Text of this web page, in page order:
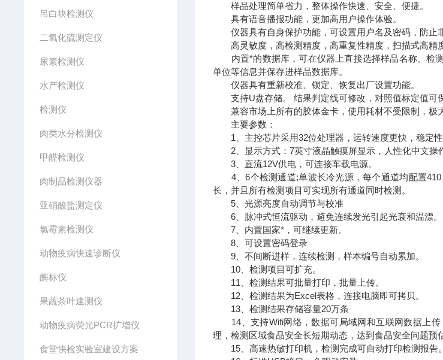
吊白块检测仪
二氧化硫测定仪
尿素检测仪
水产检测仪
检测仪
肉类水分检测仪
甲醛检测仪
肉制品检测仪器
亚硝酸盐测定仪
氯霉素检测仪
动物疫病快速诊断仪
酶标仪
果蔬茶叶速测仪
动物疫病荧光PCR扩增仪
食堂快检实验室建设方案
样品处理简单省力，整体操作快速、安全、便捷。
具有语音播报功能，更加高用户操作体验。
仪器具有自身保护功能，可设置用户名及密码，防止
高灵敏度，高检测精度，高重复性精度，扫描式高精度
内置*的数据库，可在仪器上直接选择样品名称、检
单位等信息并保存进样品数据库。
仪器具有重新校准、锁定、恢复出厂设置功能。
支持U盘存储。 结果判定线可修改，对照值标定值可
兼容市场上所有的胶体金卡，使用耗材不受限制，极
主要参数：
1、主控芯片采用32位处理器，运转速度更快，稳定性
2、显示方式：7英寸液晶触摸屏显示，人性化中文操
3、直流12V供电，可连接车载电源。
4、6个检测通道;单波长冷光源，每个通道均配置410
长，并且所有检测项目可实现所有通道同时检测。
5、光源亮度自动调节与校准
6、脉冲式恒流驱动，避免连续发光引起光衰和温漂。
7、内置国家*，可继续更新。
8、可设置密码登录
9、不间断进样，连续检测，样本编号自动累加。
10、检测项目可扩充。
11、检测结果可批量打印，批量上传。
12、检测结果为Excel表格，连接电脑即可拷贝。
13、检测结果存储容量20万条
14、支持Wifi网络，数据可局域网和互联网数据上传
理，检测区域食品安全长短期动态，达到食品安全问题预
15、高速热敏打印机，检测完成可自动打印检测报告。